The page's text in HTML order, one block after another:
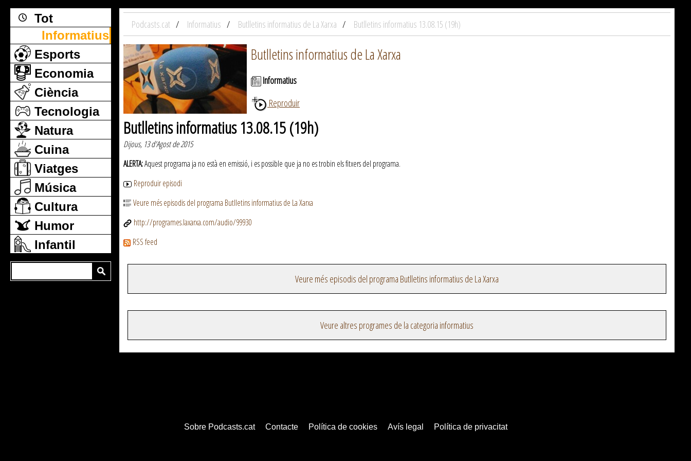
Tot
Informatius
Esports
Economia
Ciència
Tecnologia
Natura
Cuina
Viatges
Música
Cultura
Humor
Infantil
Podcasts.cat Informatius Butlletins informatius de La Xarxa Butlletins informatius 13.08.15 (19h)
Butlletins informatius de La Xarxa
Informatius
Reproduir
Butlletins informatius 13.08.15 (19h)
Dijous, 13 d'Agost de 2015
ALERTA:Aquest programa ja no està en emissió, i es possible que ja no es trobin els fitxers del programa.
Reproduir episodi
Veure més episodis del programa Butlletins informatius de La Xarxa
http://programes.laxarxa.com/audio/99930
RSS feed
Veure més episodis del programa Butlletins informatius de La Xarxa
Veure altres programes de la categoria informatius
Sobre Podcasts.cat Contacte Política de cookies Avís legal Política de privacitat